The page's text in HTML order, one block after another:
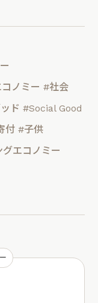
ノミー #社会
ド #Social Good
付 #子供
エコノミー